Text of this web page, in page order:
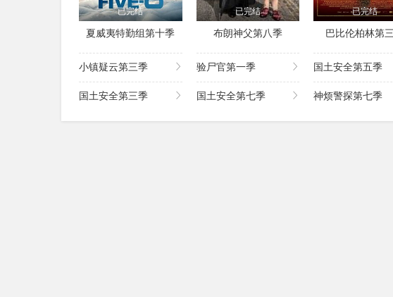
已完结
夏威夷特勤组第十季
已完结
布朗神父第八季
已完结
巴比伦柏林第
小镇疑云第三季 验尸官第一季 国土安全第五季
国土安全第三季 国土安全第七季 神烦警探第七季